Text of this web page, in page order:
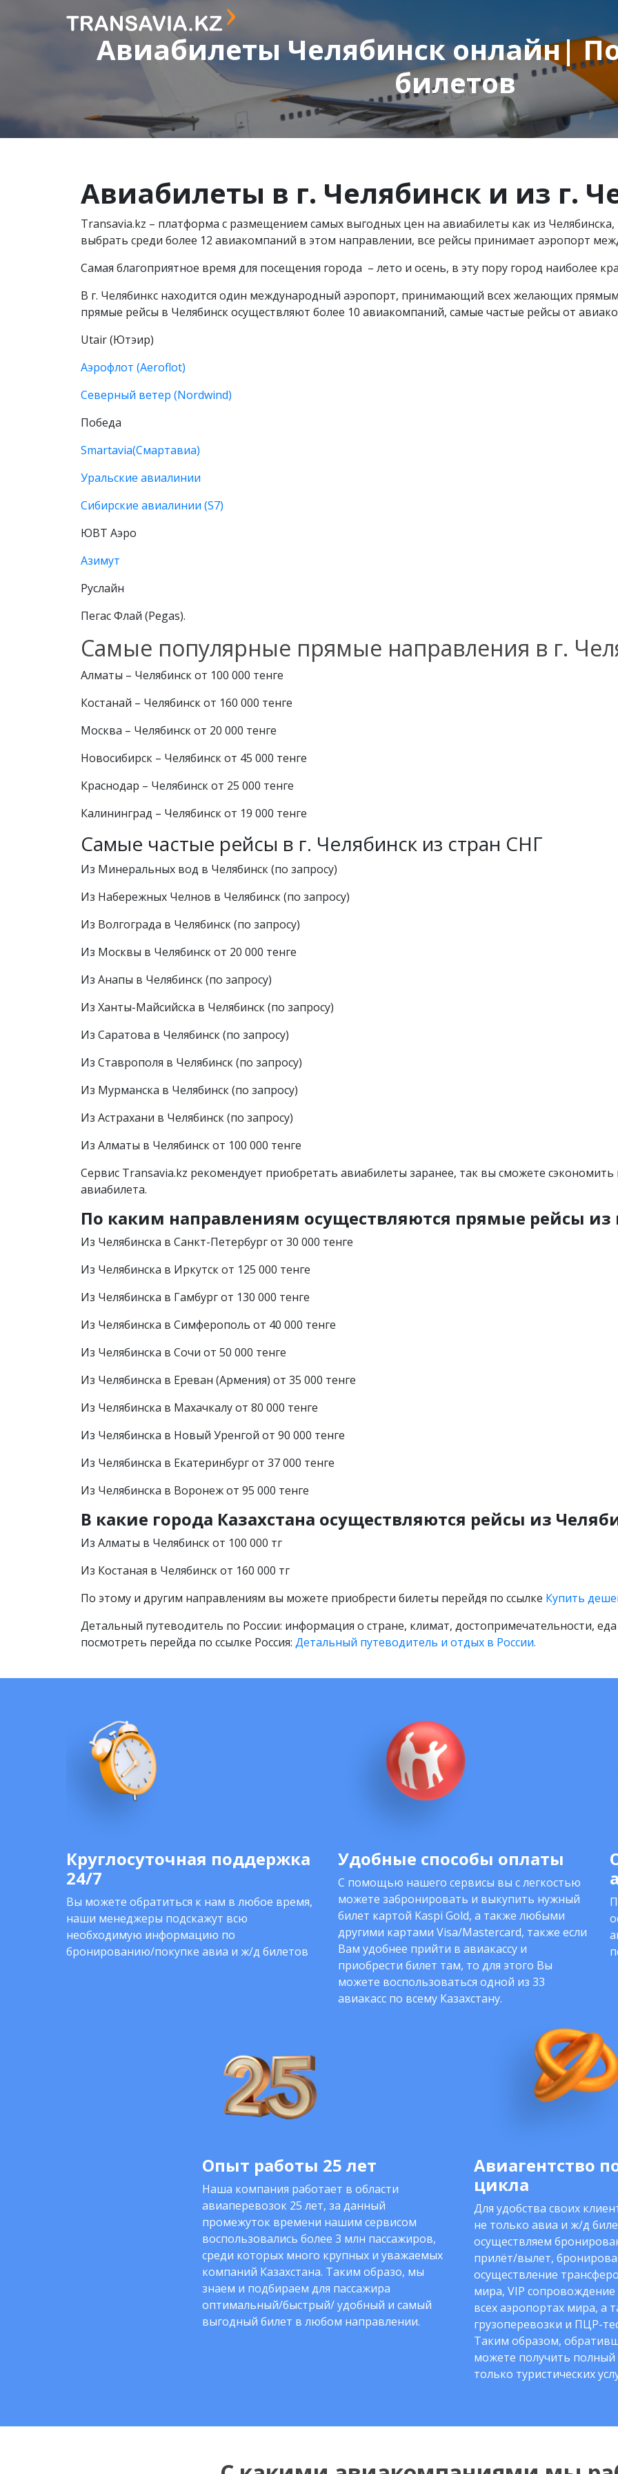
Авиабилеты Челябинск онлайн|
билетов
Авиабилеты в г. Челябинск и из г.
Transavia.kz – платформа с размещением самых выгодных цен на авиабилеты как из
выбрать среди более 12 авиакомпаний в этом направлении, все рейсы принимает аэропорт
Самая благоприятное время для посещения города – лето и осень, в эту пору город наиболее
В г. Челябинкс находится один международный аэропорт, принимающий всех желающих
прямые рейсы в Челябинск осуществляют более 10 авиакомпаний, самые частые рейсы от
Utair (Ютэир)
Аэрофлот (Aeroflot)
Северный ветер (Nordwind)
Победа
Smartavia(Смартавиа)
Уральские авиалинии
Сибирские авиалинии (S7)
ЮВТ Аэро
Азимут
Руслайн
Пегас Флай (Pegas).
Самые популярные прямые направления в г.
Алматы – Челябинск от 100 000 тенге
Костанай – Челябинск от 160 000 тенге
Москва – Челябинск от 20 000 тенге
Новосибирск – Челябинск от 45 000 тенге
Краснодар – Челябинск от 25 000 тенге
Калининград – Челябинск от 19 000 тенге
Самые частые рейсы в г. Челябинск из стран СНГ
Из Минеральных вод в Челябинск (по запросу)
Из Набережных Челнов в Челябинск (по запросу)
Из Волгограда в Челябинск (по запросу)
Из Москвы в Челябинск от 20 000 тенге
Из Анапы в Челябинск (по запросу)
Из Ханты-Майсийска в Челябинск (по запросу)
Из Саратова в Челябинск (по запросу)
Из Ставрополя в Челябинск (по запросу)
Из Мурманска в Челябинск (по запросу)
Из Астрахани в Челябинск (по запросу)
Из Алматы в Челябинск от 100 000 тенге
Сервис Transavia.kz рекомендует приобретать авиабилеты заранее, так вы сможете
авиабилета.
По каким направлениям осуществляются прямые рейсы из
Из Челябинска в Санкт-Петербург от 30 000 тенге
Из Челябинска в Иркутск от 125 000 тенге
Из Челябинска в Гамбург от 130 000 тенге
Из Челябинска в Симферополь от 40 000 тенге
Из Челябинска в Сочи от 50 000 тенге
Из Челябинска в Ереван (Армения) от 35 000 тенге
Из Челябинска в Махачкалу от 80 000 тенге
Из Челябинска в Новый Уренгой от 90 000 тенге
Из Челябинска в Екатеринбург от 37 000 тенге
Из Челябинска в Воронеж от 95 000 тенге
В какие города Казахстана осуществляются рейсы из
Из Алматы в Челябинск от 100 000 тг
Из Костаная в Челябинск от 160 000 тг
По этому и другим направлениям вы можете приобрести билеты перейдя по ссылке Купить
Детальный путеводитель по России: информация о стране, климат, достопримечательности,
посмотреть перейда по ссылке Россия: Детальный путеводитель и отдых в России.
Круглосуточная поддержка
24/7
Вы можете обратиться к нам в любое время,
наши менеджеры подскажут всю
необходимую информацию по
бронированию/покупке авиа и ж/д билетов
Удобные способы оплаты
С помощью нашего сервисы вы с легкостью
можете забронировать и выкупить нужный
билет картой Kaspi Gold, а также любыми
другими картами Visa/Mastercard, также если
Вам удобнее прийти в авиакассу и
приобрести билет там, то для этого Вы
можете воспользоваться одной из 33
авиакасс по всему Казахстану.
Опыт работы 25 лет
Наша компания работает в области
авиаперевозок 25 лет, за данный
промежуток времени нашим сервисом
воспользовались более 3 млн пассажиров,
среди которых много крупных и уважаемых
компаний Казахстана. Таким образо, мы
знаем и подбираем для пассажира
оптимальный/быстрый/ удобный и самый
выгодный билет в любом направлении.
Авиагентство
цикла
Для удобства своих
не только авиа и ж/д
осуществляем
прилёт/вылет,
осуществление
мира, VIP
всех аэропортах мира, а
грузоперевозки и ПЦР-
Таким образом,
можете получить полный
только туристических